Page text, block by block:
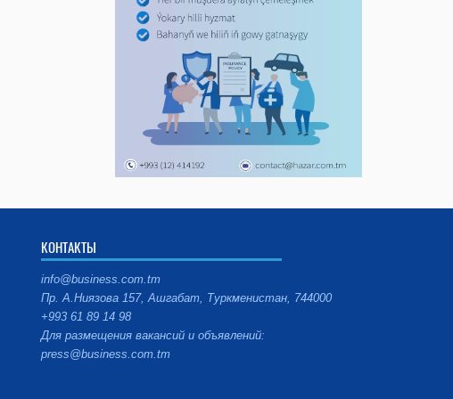
КОНТАКТЫ
info@business.com.tm
Пр. А.Ниязова 157, Ашгабат, Туркменистан, 744000
+993 61 89 14 98
Для размещения вакансий и объявлений:
press@business.com.tm